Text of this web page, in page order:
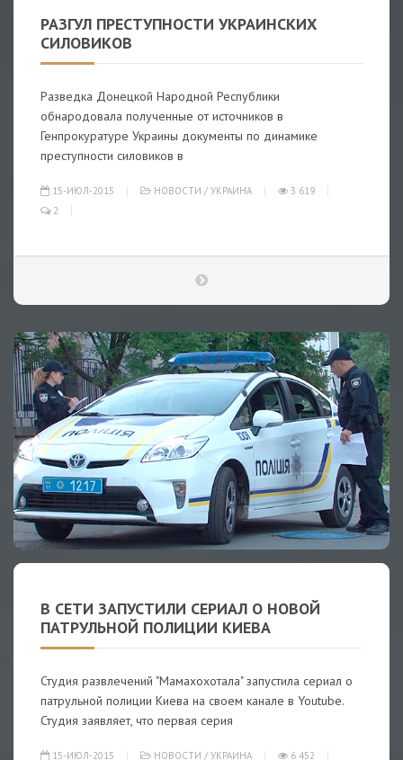
РАЗГУЛ ПРЕСТУПНОСТИ УКРАИНСКИХ
СИЛОВИКОВ
Разведка Донецкой Народной Республики
обнародовала полученные от источников в
Генпрокуратуре Украины документы по динамике
преступности силовиков в
15-ИЮЛ-2015 НОВОСТИ / УКРАИНА
3 619
2
В СЕТИ ЗАПУСТИЛИ СЕРИАЛ О НОВОЙ
ПАТРУЛЬНОЙ ПОЛИЦИИ КИЕВА
Студия развлечений "Мамахохотала" запустила сериал о
патрульной полиции Киева на своем канале в Youtube.
Студия заявляет, что первая серия
15-ИЮЛ-2015 НОВОСТИ / УКРАИНА 6 452